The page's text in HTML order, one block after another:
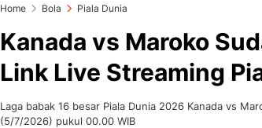
Home Bola Piala Dunia
Kanada vs Maroko
Link Live Streaming
Laga babak 16 besar Piala Dunia 2026 Kanada vs
(5/7/2026) pukul 00.00 WIB